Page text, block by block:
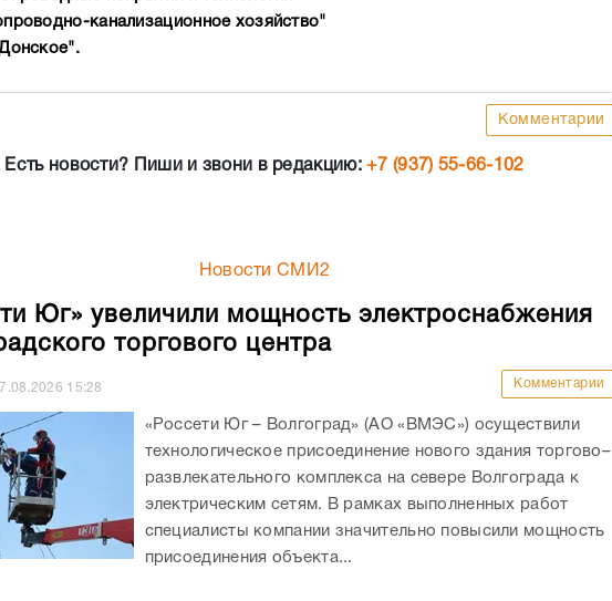
канализационное хозяйство"
Комментарии
Есть новости? Пиши и звони в редакцию:+7 (937) 55-66-102
Новости СМИ2
Юг» увеличили мощность электроснабжения
торгового центра
15:28 Комментарии
«Россети Юг – Волгоград» (АО «ВМЭС») осуществили
технологическое присоединение нового здания торгово–
развлекательного комплекса на севере Волгограда к
электрическим сетям. В рамках выполненных работ
специалисты компании значительно повысили мощность
присоединения объекта...